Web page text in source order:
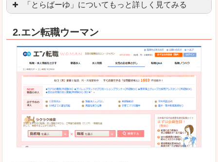
「とらばーゆ」についてもっと詳しく見てみる
良いところ
スマホアプリやソーシャルアカウントが充実して
「ファッション・ブランドページ」という検索
悪いところ
事務などのオフィスワークを探している方にとっ
専門性が強い部分があるので、逆に一般的なお仕
2.エン転職ウーマン